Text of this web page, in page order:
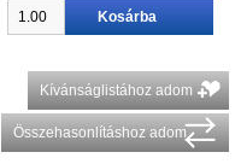
Kívánságlistához adom
Összehasonlításhoz adom